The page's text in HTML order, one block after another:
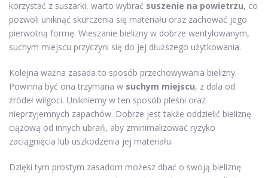
korzystać z suszarki, warto wybrać suszenie na powietrzu, co
pozwoli uniknąć skurczenia się materiału oraz zachować jego
pierwotną formę. Wieszanie bielizny w dobrze wentylowanym,
suchym miejscu przyczyni się do jej dłuższego użytkowania.
Kolejna ważna zasada to sposób przechowywania bielizny.
Powinna być ona trzymana w suchym miejscu, z dala od
źródeł wilgoci. Unikniemy w ten sposób pleśni oraz
nieprzyjemnych zapachów. Dobrze jest także oddzielić bieliznę
ciążową od innych ubrań, aby zminimalizować ryzyko
zaciągnięcia lub uszkodzenia jej materiału.
Dzięki tym prostym zasadom możesz dbać o swoją bieliznę